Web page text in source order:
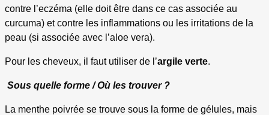
contre l’eczéma (elle doit être dans ce cas associée au
curcuma) et contre les inflammations ou les irritations de la
peau (si associée avec l’aloe vera).
Pour les cheveux, il faut utiliser de l’argile verte.
Sous quelle forme / Où les trouver ?
La menthe poivrée se trouve sous la forme de gélules, mais